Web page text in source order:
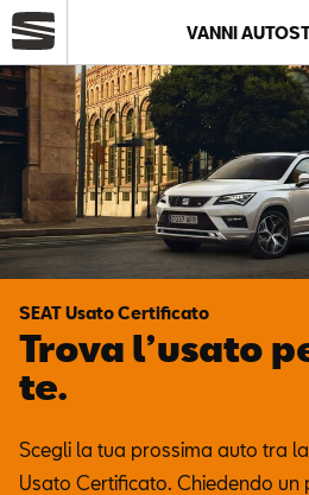
Azienda
Modelli
Offerte
Service
Business
VANNI
SEAT Usato Certificato
Trova l’usato
te.
Scegli la tua prossima auto tra
Usato Certificato. Chiedendo un